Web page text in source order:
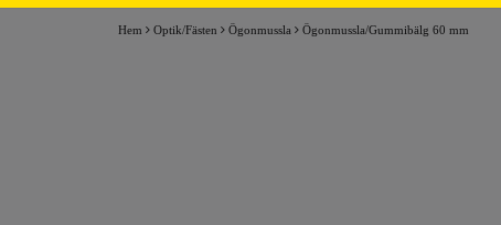
Hem Optik/Fästen Ögonmussla Ögonmussla/Gummibälg 60 mm